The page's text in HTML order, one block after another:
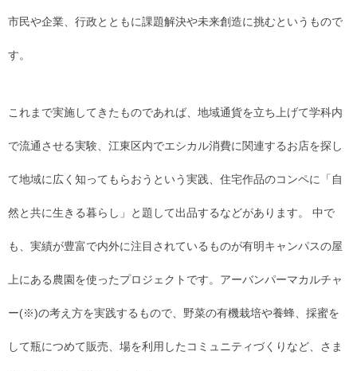
市民や企業、行政とともに課題解決や未来創造に挑むというもので
す。
これまで実施してきたものであれば、地域通貨を立ち上げて学科内
で流通させる実験、江東区内でエシカル消費に関連するお店を探し
て地域に広く知ってもらおうという実践、住宅作品のコンペに「自
然と共に生きる暮らし」と題して出品するなどがあります。 中で
も、実績が豊富で内外に注目されているものが有明キャンパスの屋
上にある農園を使ったプロジェクトです。アーバンパーマカルチャ
ー(※)の考え方を実践するもので、野菜の有機栽培や養蜂、採蜜を
して瓶につめて販売、場を利用したコミュニティづくりなど、さま